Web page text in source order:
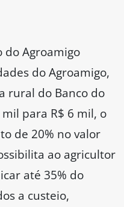
Agroamigo
do Agroamigo,
rural do Banco do
para R$ 6 mil, o
de 20% no valor
ao agricultor
até 35% do
a custeio,